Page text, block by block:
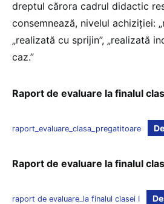
dreptul cărora cadrul didactic
consemnează, nivelul achiziției:
„realizată cu sprijin”, „realizată
caz.”
Raport de evaluare la finalul
raport_evaluare_clasa_pregatitoare
Raport de evaluare la finalul
raport de evaluare_la finalul clasei I